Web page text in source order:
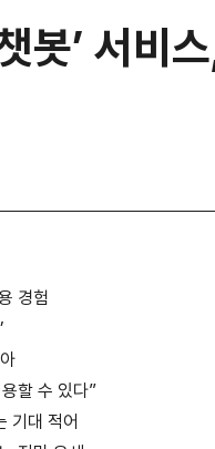
봇’ 서비
경험
할 수 있다”
기대 적어